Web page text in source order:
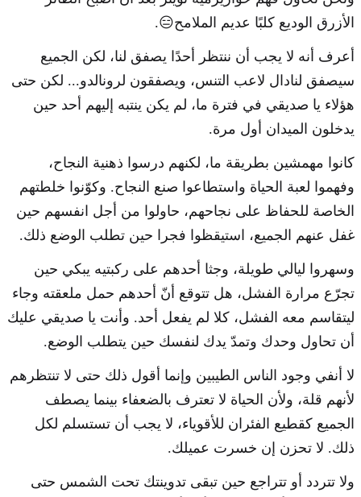
الأزرق الوديع كلبًا عديم الملامح😑.
أعرف أنه لا يجب أن ننتظر أحدًا يصفق لنا، لكن الجميع
سيصفق لنادال لاعب التنس، ويصفقون لرونالدو... لكن حتى
هؤلاء يا صديقي في فترة ما، لم يكن ينتبه إليهم أحد حين
يدخلون الميدان أول مرة.
كانوا مهمشين بطريقة ما، لكنهم درسوا ذهنية النجاح،
وفهموا لعبة الحياة واستطاعوا صنع النجاح. وكوّنوا خلطتهم
الخاصة للحفاظ على نجاحهم، حاولوا من أجل انفسهم حين
غفل عنهم الجميع، استيقظوا فجرا حين تطلب الوضع ذلك.
وسهروا ليالي طويلة، وجثا أحدهم على ركبتيه يبكي حين
تجرّع مرارة الفشل، هل تتوقع أنّ أحدهم حمل ملعقته وجاء
ليتقاسم معه الفشل، كلا لم يفعل أحد. وأنت يا صديقي عليك
أن تحاول وحدك وتمدّ يدك لنفسك حين يتطلب الوضع.
لا أنفي وجود الناس الطيبين وإنما أقول ذلك حتى لا تنتظرهم
لأنهم قلة، ولأن الحياة لا تعترف بالضعفاء بينما يصطف
الجميع كقطيع الفئران للأقوياء، لا يجب أن تستسلم لكل
ذلك. لا تحزن إن خسرت عميلك.
ولا تتردد أو تتراجع حين تبقى تدوينتك تحت الشمس حتى